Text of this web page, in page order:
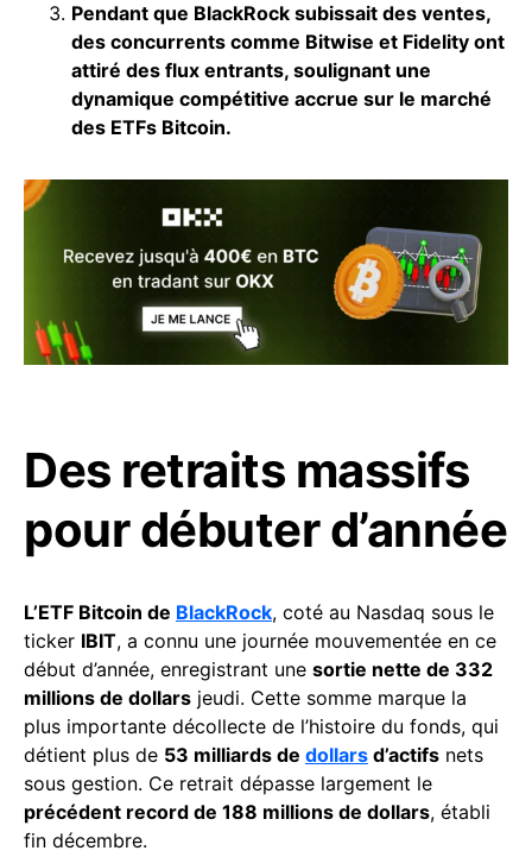
Pendant que BlackRock subissait des ventes,
des concurrents comme Bitwise et Fidelity ont
attiré des flux entrants, soulignant une
dynamique compétitive accrue sur le marché
des ETFs Bitcoin.
Des retraits massifs
pour débuter d’année
L’ETF Bitcoin de BlackRock, coté au Nasdaq sous le
ticker IBIT, a connu une journée mouvementée en ce
début d’année, enregistrant une sortie nette de 332
millions de dollars jeudi. Cette somme marque la
plus importante décollecte de l’histoire du fonds, qui
détient plus de 53 milliards de dollars d’actifs nets
sous gestion. Ce retrait dépasse largement le
précédent record de 188 millions de dollars, établi
fin décembre.